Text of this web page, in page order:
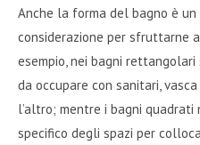
Anche la forma del bagno è
considerazione per sfruttarne
esempio, nei bagni
da occupare con sanitari,
l’altro; mentre i bagni
specifico degli spazi per